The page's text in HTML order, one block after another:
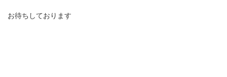
お待ちしております